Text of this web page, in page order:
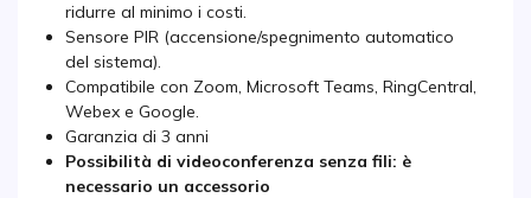
ridurre al minimo i costi.
Sensore PIR (accensione/spegnimento automatico
del sistema).
Compatibile con Zoom, Microsoft Teams, RingCentral,
Webex e Google.
Garanzia di 3 anni
Possibilità di videoconferenza senza fili: è
necessario un accessorio